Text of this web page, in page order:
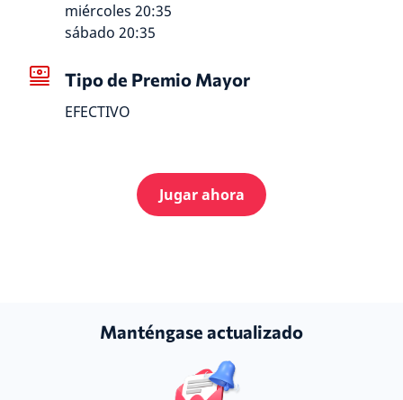
miércoles 20:35
sábado 20:35
Tipo de Premio Mayor
EFECTIVO
Jugar ahora
Manténgase actualizado